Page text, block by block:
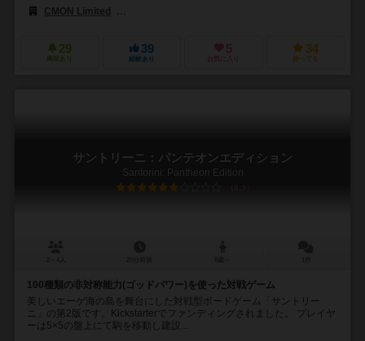
CMON Limited
29
興味あり
39
経験あり
5
お気に入り
34
持ってる
サントリーニ：パンテオンエディション
Santorini: Pantheon Edition
6.3
100種類の非対称能力(ゴッドパワー)を使った対戦ゲーム
美しいエーゲ海の島を舞台にした対戦型ボードゲーム「サントリー
ニ」の第2版です。Kickstarterでファンディングされました。 プレイヤ
ーは5×5の盤上にて駒を移動し建設...